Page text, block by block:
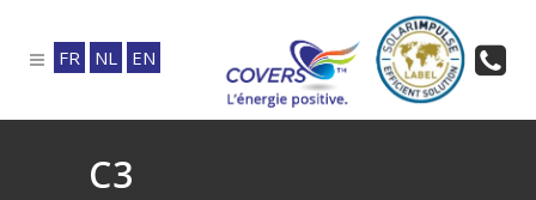
FR NL EN
C3